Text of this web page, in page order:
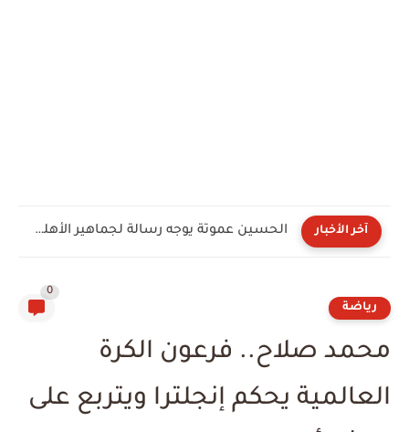
آخر الأخبار الحسين عموتة يوجه رسالة لجماهير الأهلي بعد توليه القيادة...
رياضة
0
محمد صلاح.. فرعون الكرة
العالمية يحكم إنجلترا ويتربع على